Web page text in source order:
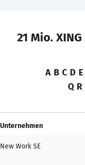
21 Mio.
A B C D E
Q R
Unternehmen
New Work SE